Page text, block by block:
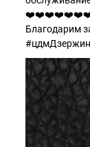
Благодарим